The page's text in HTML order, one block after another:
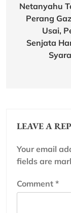
Netanyahu
Perang
Usai,
Senjata
LEAVE A
Your email
fields are
Comment *